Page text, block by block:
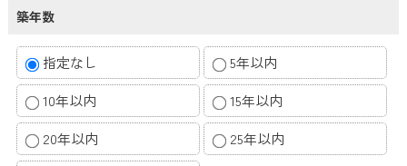
築年数
指定なし
5年以内
10年以内
15年以内
20年以内
25年以内